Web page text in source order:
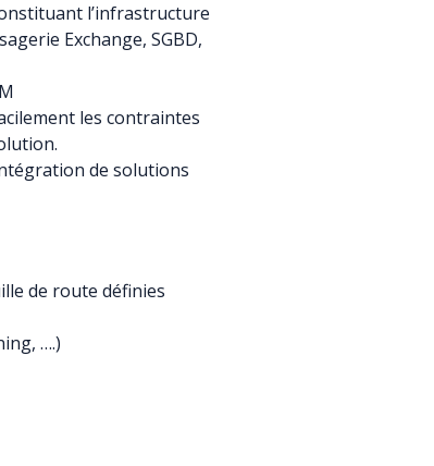
l’infrastructure
Exchange, SGBD,
les contraintes
de solutions
de route définies
….)